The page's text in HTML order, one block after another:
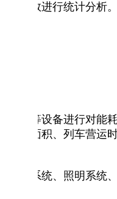
参数进行统计分
端等设备进行对
台内面积、列车营运
控系统、照明系